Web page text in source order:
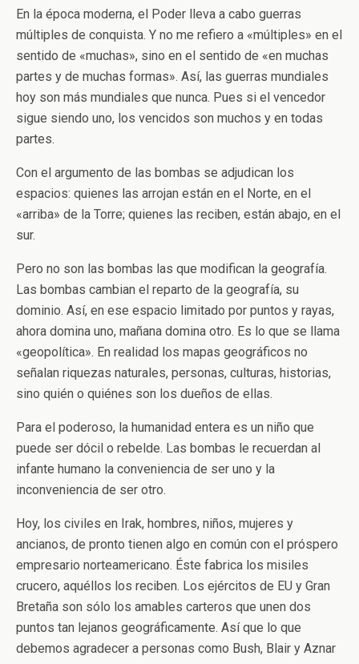
En la época moderna, el Poder lleva a cabo guerras
múltiples de conquista. Y no me refiero a «múltiples» en el
sentido de «muchas», sino en el sentido de «en muchas
partes y de muchas formas». Así, las guerras mundiales
hoy son más mundiales que nunca. Pues si el vencedor
sigue siendo uno, los vencidos son muchos y en todas
partes.
Con el argumento de las bombas se adjudican los
espacios: quienes las arrojan están en el Norte, en el
«arriba» de la Torre; quienes las reciben, están abajo, en el
sur.
Pero no son las bombas las que modifican la geografía.
Las bombas cambian el reparto de la geografía, su
dominio. Así, en ese espacio limitado por puntos y rayas,
ahora domina uno, mañana domina otro. Es lo que se llama
«geopolítica». En realidad los mapas geográficos no
señalan riquezas naturales, personas, culturas, historias,
sino quién o quiénes son los dueños de ellas.
Para el poderoso, la humanidad entera es un niño que
puede ser dócil o rebelde. Las bombas le recuerdan al
infante humano la conveniencia de ser uno y la
inconveniencia de ser otro.
Hoy, los civiles en Irak, hombres, niños, mujeres y
ancianos, de pronto tienen algo en común con el próspero
empresario norteamericano. Éste fabrica los misiles
crucero, aquéllos los reciben. Los ejércitos de EU y Gran
Bretaña son sólo los amables carteros que unen dos
puntos tan lejanos geográficamente. Así que lo que
debemos agradecer a personas como Bush, Blair y Aznar